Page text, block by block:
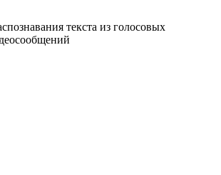
текста из голосовых